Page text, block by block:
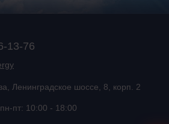
13-76
Ленинградское шоссе, 8, корп. 2
пт: 10:00 - 18:00